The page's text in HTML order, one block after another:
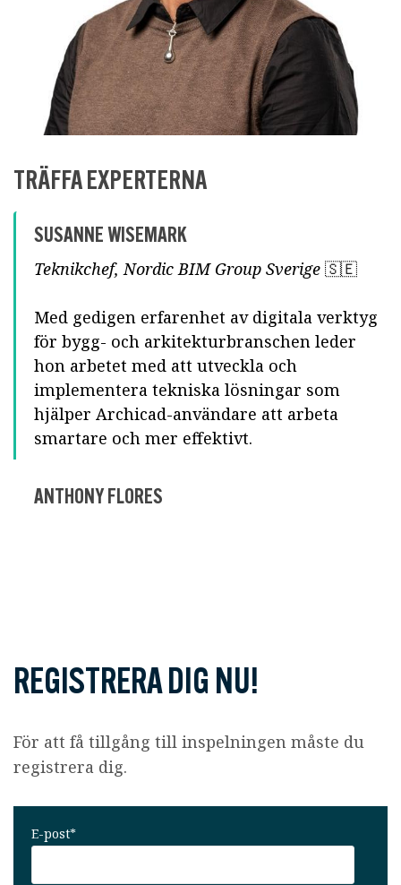
TRÄFFA EXPERTERNA
SUSANNE WISEMARK
Teknikchef, Nordic BIM Group Sverige 🇸🇪
Med gedigen erfarenhet av digitala verktyg
för bygg- och arkitekturbranschen leder
hon arbetet med att utveckla och
implementera tekniska lösningar som
hjälper Archicad-användare att arbeta
smartare och mer effektivt.
ANTHONY FLORES
REGISTRERA DIG NU!
För att få tillgång till inspelningen måste du
registrera dig.
E-post*